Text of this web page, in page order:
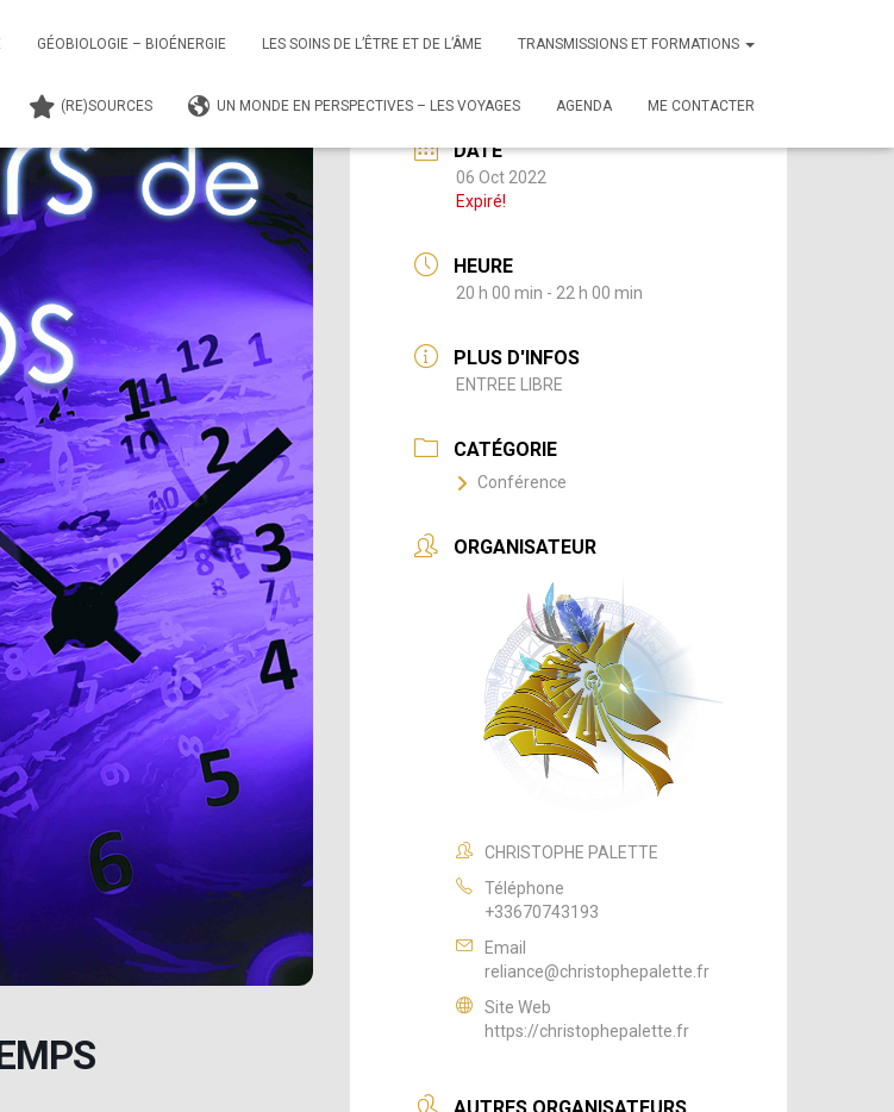
GÉOBIOLOGIE – BIOÉNERGIE LES SOINS DE L’ÊTRE ET DE L’ÂME TRANSMISSIONS ET FORMATIONS
(RE)SOURCES UN MONDE EN PERSPECTIVES – LES VOYAGES AGENDA ME CONTACTER
DATE
06 Oct 2022
Expiré!
HEURE
20 h 00 min - 22 h 00 min
PLUS D'INFOS
ENTREE LIBRE
CATÉGORIE
Conférence
ORGANISATEUR
CHRISTOPHE PALETTE
Téléphone
+33670743193
Email
reliance@christophepalette.fr
Site Web
https://christophepalette.fr
AUTRES ORGANISATEURS